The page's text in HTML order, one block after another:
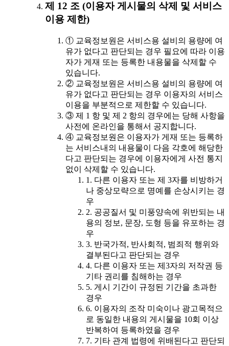
제 12 조 (이용자 게시물의 삭제 및 서비스
이용 제한)
① 교육정보원은 서비스용 설비의 용량에 여
유가 없다고 판단되는 경우 필요에 따라 이용
자가 게재 또는 등록한 내용물을 삭제할 수
있습니다.
② 교육정보원은 서비스용 설비의 용량에 여
유가 없다고 판단되는 경우 이용자의 서비스
이용을 부분적으로 제한할 수 있습니다.
③ 제 1 항 및 제 2 항의 경우에는 당해 사항을
사전에 온라인을 통해서 공지합니다.
④ 교육정보원은 이용자가 게재 또는 등록하
는 서비스내의 내용물이 다음 각호에 해당한
다고 판단되는 경우에 이용자에게 사전 통지
없이 삭제할 수 있습니다.
1. 다른 이용자 또는 제 3자를 비방하거
나 중상모략으로 명예를 손상시키는 경
우
2. 공공질서 및 미풍양속에 위반되는 내
용의 정보, 문장, 도형 등을 유포하는 경
우
3. 반국가적, 반사회적, 범죄적 행위와
결부된다고 판단되는 경우
4. 다른 이용자 또는 제3자의 저작권 등
기타 권리를 침해하는 경우
5. 게시 기간이 규정된 기간을 초과한
경우
6. 이용자의 조작 미숙이나 광고목적으
로 동일한 내용의 게시물을 10회 이상
반복하여 등록하였을 경우
7. 기타 관계 법령에 위배된다고 판단되